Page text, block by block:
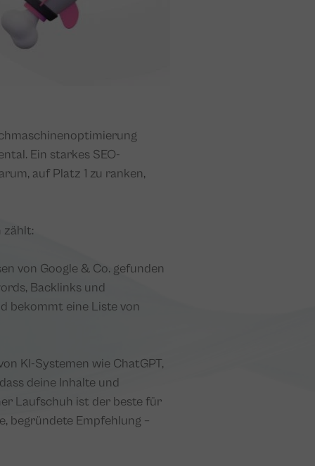
Ein starkes SEO-
auf Platz 1 zu ranken,
zählt:
von Google & Co. gefunden
Backlinks und
bekommt eine Liste von
KI-Systemen wie ChatGPT,
deine Inhalte und
Laufschuh ist der beste für
begründete Empfehlung –